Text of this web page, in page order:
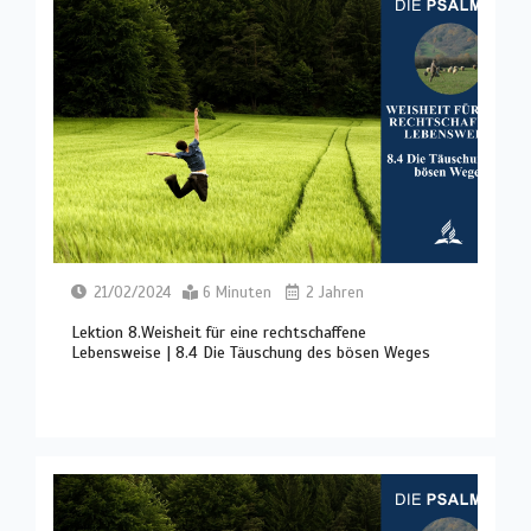
21/02/2024 6 Minuten 2 Jahren
Lektion 8.Weisheit für eine rechtschaffene
Lebensweise | 8.4 Die Täuschung des bösen Weges